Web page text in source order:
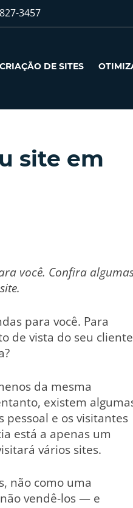
3457
CRIAÇÃO DE SITES
site em
você. Confira
para você. Para
de vista do seu
da mesma
existem
e os visitantes
está a apenas um
vários sites.
não como uma
vendê-los — e